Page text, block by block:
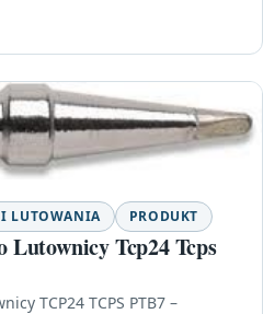
I LUTOWANIA PRODUKT
Tcp24 Tcps
TCP24 TCPS PTB7 –